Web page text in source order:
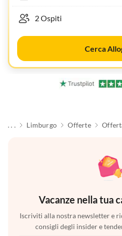
Cerca
. . . Limburgo Offerte
Vacanze nella tua
Iscriviti alla nostra newsletter e
consigli degli insider e